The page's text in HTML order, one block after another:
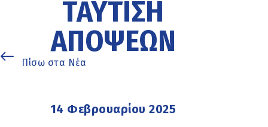
ΤΑΎΤΙΣΗ
ΑΠΌΨΕΩΝ
Πίσω στα Νέα
14 Φεβρουαρίου 2025